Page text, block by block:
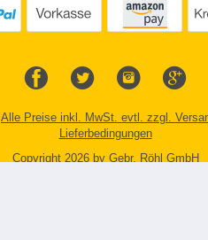
Alle Preise inkl. MwSt. evtl. zzgl.
Lieferbedingungen
Copyright 2026 by Gebr. Röhl GmbH